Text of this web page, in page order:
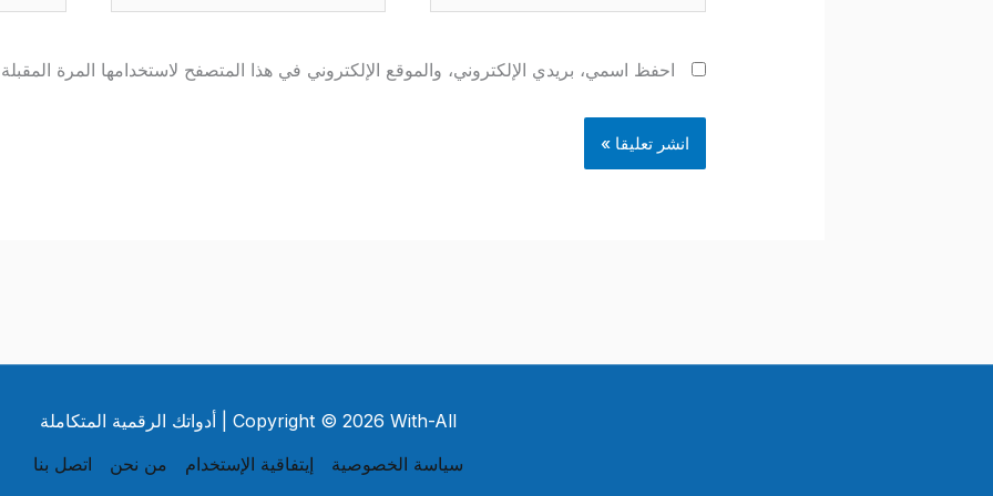
احفظ اسمي، بريدي الإلكتروني، والموقع الإلكتروني في هذا المتصفح لاستخدامها المرة
Copyright © 2026 With-All | أدواتك الرقمية المتكاملة
سياسة الخصوصية
إيتفاقية الإستخدام من نحن اتصل بنا